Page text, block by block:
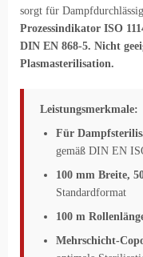
sorgt für
Prozessindikator ISO
DIN EN 868-5. Nicht
Plasmasterilisation.
Leistungsmerkmale:
Für
gemäß DIN EN
100 mm Breite,
Standardformat
100 m
Mehrschicht-